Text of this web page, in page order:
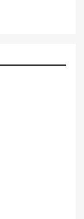
以愉快地在网上购
受更多优惠。